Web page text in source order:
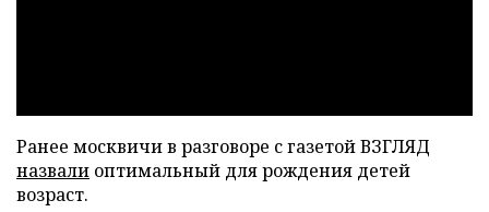
Ранее москвичи в разговоре с газетой ВЗГЛЯД
назвали оптимальный для рождения детей
возраст.